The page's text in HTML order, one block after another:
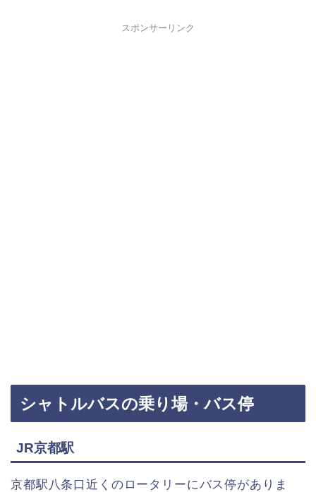
スポンサーリンク
シャトルバスの乗り場・バス停
JR京都駅
京都駅八条口近くのロータリーにバス停がありま